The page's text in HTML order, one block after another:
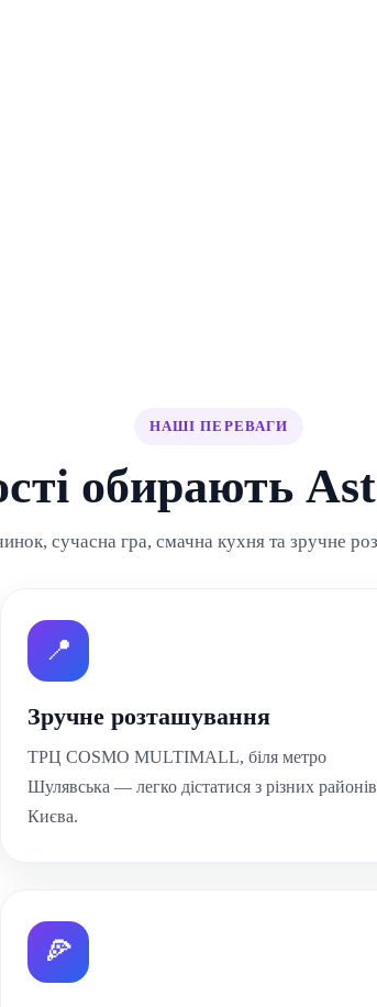
НАШІ ПЕРЕВАГИ
обирають
сучасна гра, смачна кухня та зручне
📍
Зручне розташування
ТРЦ COSMO MULTIMALL, біля метро
Шулявська — легко дістатися з різних районів
Києва.
🍕